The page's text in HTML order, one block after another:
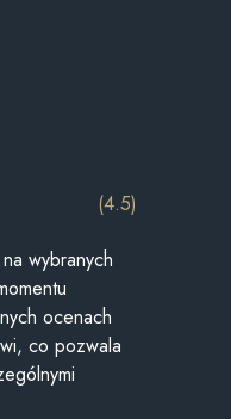
(4.5)
wybranych
ocenach
co pozwala